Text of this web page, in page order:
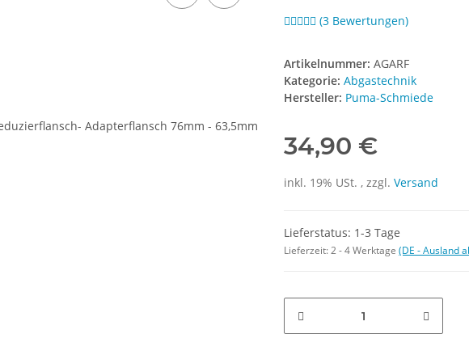
(3 Bewertungen)
Artikelnummer:AGARF
Kategorie:Abgastechnik
Hersteller: Puma-Schmiede
34,90 €
inkl. 19% USt. , zzgl.Versand
Lieferstatus: 1-3 Tage
Lieferzeit:2 - 4 Werktage(DE - Ausland